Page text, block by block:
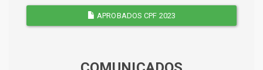
APROBADOS CPF 2023